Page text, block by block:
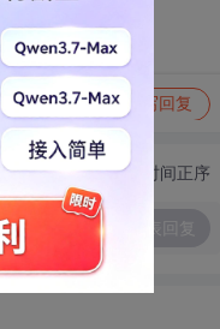
写回复
切换为时间正序